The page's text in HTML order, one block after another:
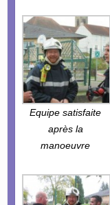
Equipe satisfaite
après la
manoeuvre